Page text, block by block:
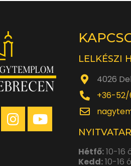
LELKÉSZI
4026
+36-52/
Hétfő:10-16
Kedd:10-16